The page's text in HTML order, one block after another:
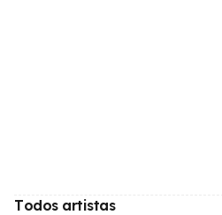
Todos artistas